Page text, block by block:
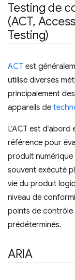
Testing de
(ACT,
Testing)
ACT est
utilise diverses
principalement
appareils de
L'ACT est d'abord
référence pour
produit numérique
souvent exécuté
vie du produit
niveau de
points de contrôle
prédéterminés.
ARIA